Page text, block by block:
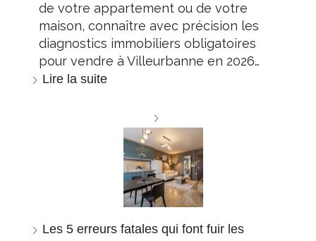
de votre appartement ou de votre
maison, connaître avec précision les
diagnostics immobiliers obligatoires
pour vendre à Villeurbanne en 2026…
Lire la suite
Les 5 erreurs fatales qui font fuir les